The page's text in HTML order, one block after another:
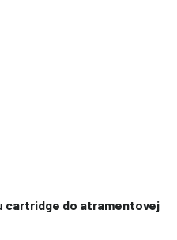
cartridge do atramentovej